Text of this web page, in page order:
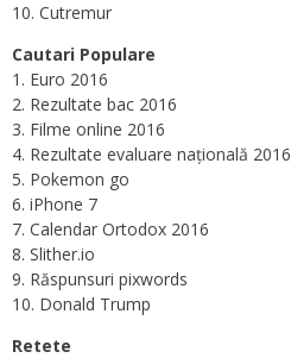
10. Cutremur
Cautari Populare
1. Euro 2016
2. Rezultate bac 2016
3. Filme online 2016
4. Rezultate evaluare națională 2016
5. Pokemon go
6. iPhone 7
7. Calendar Ortodox 2016
8. Slither.io
9. Răspunsuri pixwords
10. Donald Trump
Retete